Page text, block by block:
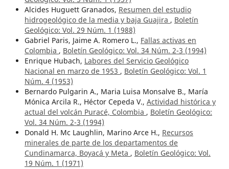
Alcides Huguett Granados, Resumen del estudio
hidrogeológico de la media y baja Guajira , Boletín
Geológico: Vol. 29 Núm. 1 (1988)
Gabriel Paris, Jaime A. Romero L., Fallas activas en
Colombia , Boletín Geológico: Vol. 34 Núm. 2-3 (1994)
Enrique Hubach, Labores del Servicio Geológico
Nacional en marzo de 1953 , Boletín Geológico: Vol. 1
Núm. 4 (1953)
Bernardo Pulgarin A., Maria Luisa Monsalve B., María
Mónica Arcila R., Héctor Cepeda V., Actividad histórica y
actual del volcán Puracé, Colombia , Boletín Geológico:
Vol. 34 Núm. 2-3 (1994)
Donald H. Mc Laughlin, Marino Arce H., Recursos
minerales de parte de los departamentos de
Cundinamarca, Boyacá y Meta , Boletín Geológico: Vol.
19 Núm. 1 (1971)